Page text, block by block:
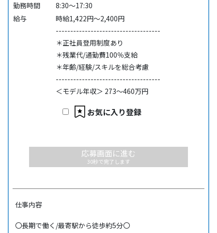
勤務時間
8:30～17:30
給与
時給1,422円～2,400円
------------------------------------
＊正社員登用制度あり
＊残業代/通勤費100％支給
＊年齢/経験/スキルを総合考慮
------------------------------------
＜モデル年収＞ 273～460万円
お気に入り登録
応募画面に進む
30秒で完了します
仕事内容
〇長期で働く/最寄駅から徒歩約5分〇